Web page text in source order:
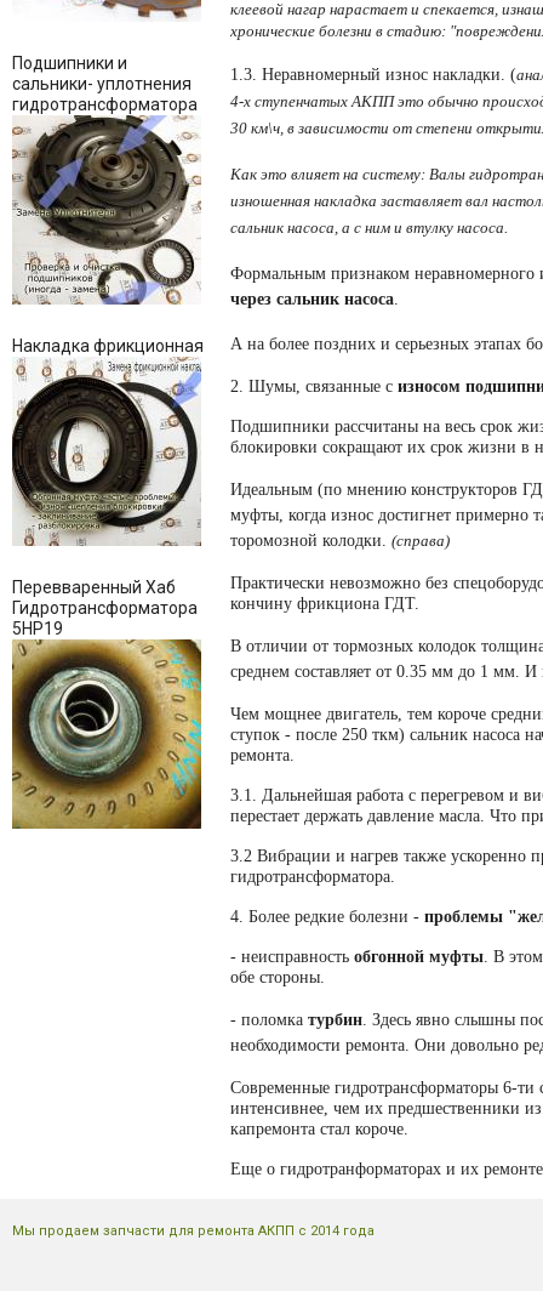
Подшипники и
сальники- уплотнения
гидротрансформатора
Накладка фрикционная
Перевваренный Хаб
Гидротрансформатора
5НР19
клеевой нагар нарастает и спекается,
хронические болезни в стадию:
1.3. Неравномерный износ накладки. (
4-х ступенчатых АКПП это обычно
30 км\ч, в зависимости от степени
Как это влияет на систему: Валы
изношенная накладка заставляет вал
сальник насоса, а с ним и втулку насоса.
Формальным признаком неравномерного
через сальник насоса.
А на более поздних и серьезных этапах
2. Шумы, связанные с износом
Подшипники рассчитаны на весь срок
блокировки сокращают их срок жизни в
Идеальным (по мнению конструкторов
муфты, когда износ достигнет примерно
торомозной колодки. (справа)
Практически невозможно без
кончину фрикциона ГДТ.
В отличии от тормозных колодок
среднем составляет от 0.35 мм до 1 мм.
Чем мощнее двигатель, тем короче
ступок - после 250 ткм) сальник насоса
ремонта.
3.1. Дальнейшая работа с перегревом и
перестает держать давление масла. Что
3.2 Вибрации и нагрев также ускоренно
гидротрансформатора.
4. Более редкие болезни - проблемы
- неисправность обгонной муфты. В
обе стороны.
- поломка турбин. Здесь явно слышны
необходимости ремонта. Они довольно
Современные гидротрансформаторы 6-ти
интенсивнее, чем их предшественники
капремонта стал короче.
Еще о гидротранформаторах и их
Мы продаем запчасти для ремонта АКПП с 2014 года